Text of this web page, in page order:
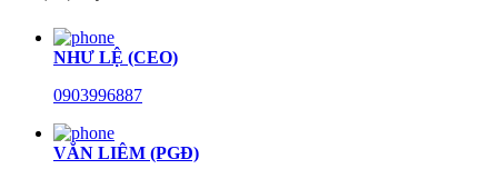
NHƯ LỆ (CEO)
0903996887
VĂN LIÊM (PGĐ)